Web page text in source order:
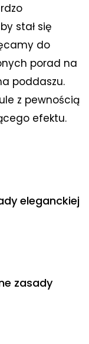
stał się
do
porad na
poddaszu.
z pewnością
efektu.
eleganckiej
zasady